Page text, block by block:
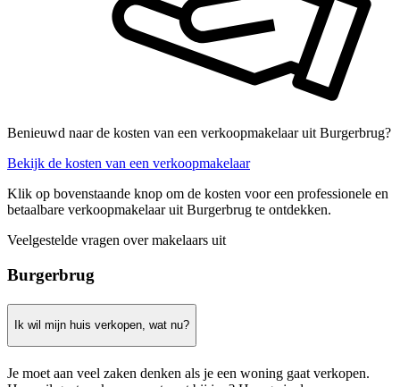
Benieuwd naar de kosten van een verkoopmakelaar uit Burgerbrug?
Bekijk de kosten van een verkoopmakelaar
Klik op bovenstaande knop om de kosten voor een professionele en
betaalbare verkoopmakelaar uit Burgerbrug te ontdekken.
Veelgestelde vragen over makelaars uit
Burgerbrug
Ik wil mijn huis verkopen, wat nu?
Je moet aan veel zaken denken als je een woning gaat verkopen.